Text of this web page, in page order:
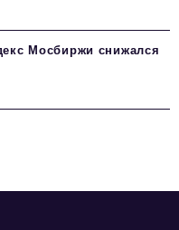
Мосбиржи снижался